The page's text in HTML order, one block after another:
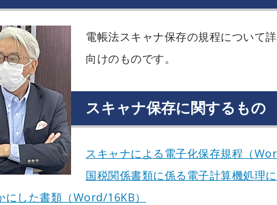
電帳法スキャナ保存の規程について
向けのものです。
スキャナ保存に関するもの
スキャナによる電子化保存規程（
国税関係書類に係る電子計算機処理
にした書類（Word/16KB）